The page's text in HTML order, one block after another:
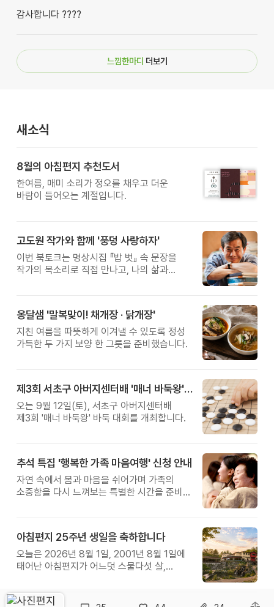
감사합니다 ????
느낌한마디 더보기
새소식
8월의 아침편지 추천도서
한여름, 매미 소리가 정오를 채우고 더운
바람이 들어오는 계절입니다.
고도원 작가와 함께 '풍덩 사랑하자'
이번 북토크는 명상시집 『밥 벗』 속 문장을
작가의 목소리로 직접 만나고, 나의 삶과
옹달샘 '말복맞이! 채개장 · 닭개장'
지친 여름을 따뜻하게 이겨낼 수 있도록 정성
가득한 두 가지 보양 한 그릇을 준비했습니다.
제3회 서초구 아버지센터배 '매너 바둑왕' 대회
오는 9월 12일(토), 서초구 아버지센터배
제3회 '매너 바둑왕' 바둑 대회를 개최합니다.
추석 특집 '행복한 가족 마음여행' 신청 안내
자연 속에서 몸과 마음을 쉬어가며 가족의
소중함을 다시 느껴보는 특별한 시간을 준비해
아침편지 25주년 생일을 축하합니다
오늘은 2026년 8월 1일, 2001년 8월 1일에
태어난 아침편지가 어느덧 스물다섯 살,